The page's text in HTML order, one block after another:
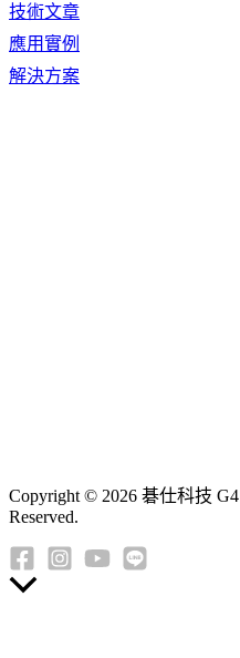
技術文章
應用實例
解決方案
Copyright © 2026 碁仕科技
Reserved.